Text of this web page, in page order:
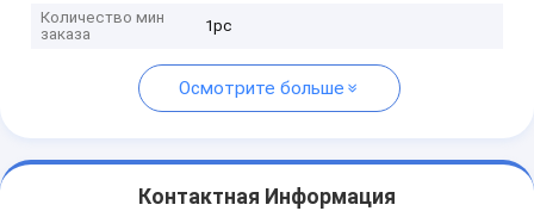
Количество мин
заказа
1pc
Осмотрите больше
Контактная Информация